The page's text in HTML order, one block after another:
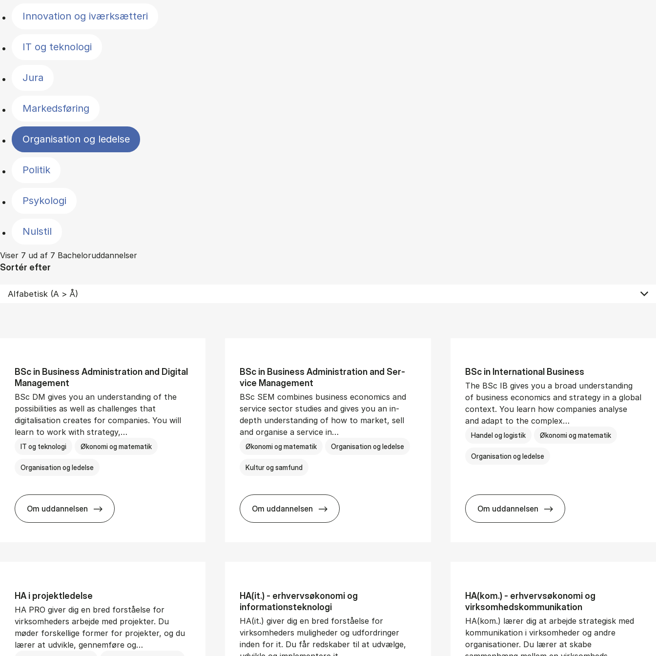
Innovation og iværksætteri
IT og teknologi
Jura
Markedsføring
Organisation og ledelse
Politik
Psykologi
Nulstil
Viser 7 ud af 7 Bacheloruddannelser
Sortér efter
BSc in Busi­ness Ad­min­is­tra­tion and Di­git­al
Man­age­ment
BSc DM gives you an understanding of the
possibilities as well as challenges that
digitalisation creates for companies. You will
learn to work with strategy,…
IT og teknologi Økonomi og matematik
Organisation og ledelse
Om uddannelsen
BSc in Busi­ness Ad­min­is­tra­tion and Di­git­al Man­age­ment
BSc in Busi­ness Ad­min­is­tra­tion and Ser­
vice Man­age­ment
BSc SEM combines business economics and
service sector studies and gives you an in-
depth understanding of how to market, sell
and organise a service in…
Økonomi og matematik Organisation og ledelse
Kultur og samfund
Om uddannelsen
BSc in Busi­ness Ad­min­is­tra­tion and Ser­vice Man­age­ment
BSc in In­ter­na­tion­al Busi­ness
The BSc IB gives you a broad understanding
of business economics and strategy in a global
context. You learn how companies analyse
and adapt to the complex…
Handel og logistik Økonomi og matematik
Organisation og ledelse
Om uddannelsen
BSc in In­ter­na­tion­al Busi­ness
HA i pro­jekt­le­del­se
HA PRO giver dig en bred forståelse for
virksomheders arbejde med projekter. Du
møder forskellige former for projekter, og du
lærer at udvikle, gennemføre og…
HA(it.) - erhvervs­økonomi og
informations­teknologi
HA(it.) giver dig en bred forståelse for
virksomheders muligheder og udfordringer
inden for it. Du får redskaber til at udvælge,
HA(kom.) - erhvervs­økonomi og
virksomheds­kommunikation
HA(kom.) lærer dig at arbejde strategisk med
kommunikation i virksomheder og andre
organisationer. Du lærer at skabe